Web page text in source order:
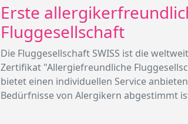
Erste
Fluggesellschaft
Die Fluggesellschaft SWISS ist die
Zertifikat "Allergiefreundliche
bietet einen individuellen Service
Bedürfnisse von Alergikern abgestimmt